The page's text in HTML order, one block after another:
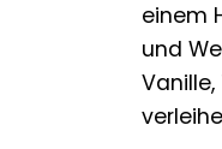
einem
und